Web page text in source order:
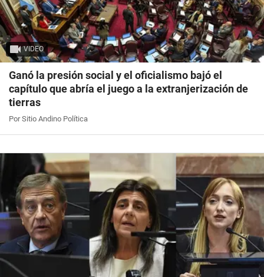
VIDEO
Ganó la presión social y el oficialismo bajó el
capítulo que abría el juego a la extranjerización de
tierras
Por Sitio Andino Política